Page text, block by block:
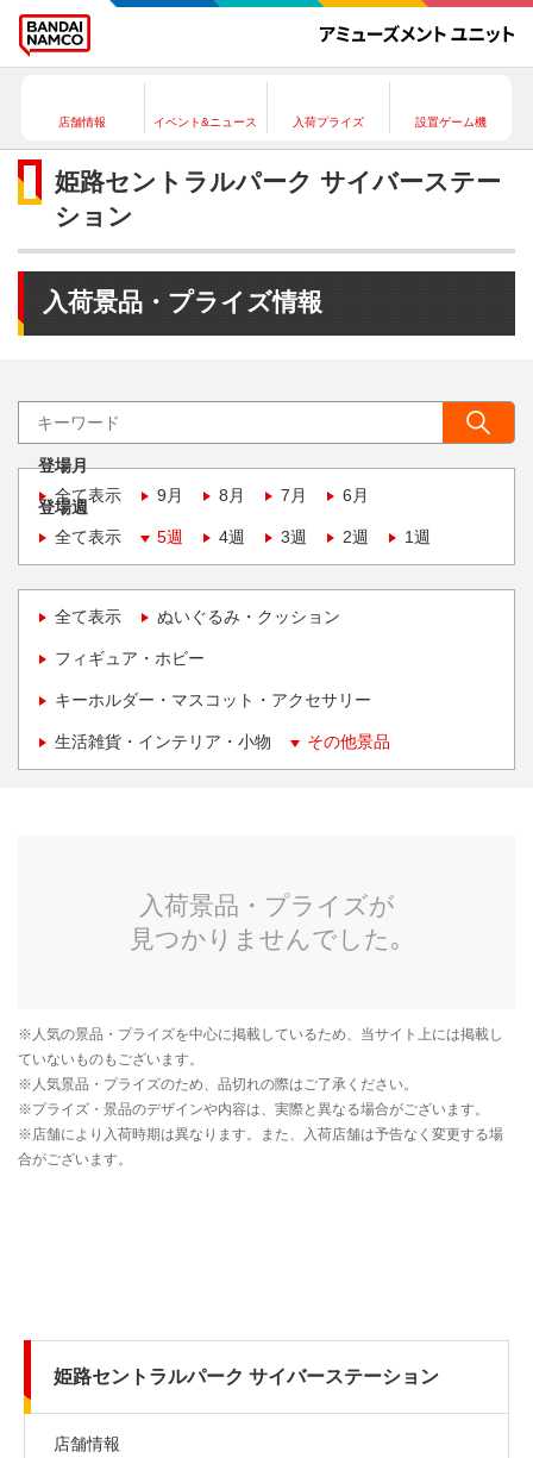
店舗情報 イベント&ニュース 入荷プライズ 設置ゲーム機
姫路セントラルパーク サイバーステー
ション
入荷景品・プライズ情報
登場月
全て表示
9月 8月 7月 6月
登場週
全て表示
5週 4週 3週 2週 1週
全て表示 ぬいぐるみ・クッション
フィギュア・ホビー
キーホルダー・マスコット・アクセサリー
生活雑貨・インテリア・小物 その他景品
姫路セントラルパーク サイバーステーション
店舗情報